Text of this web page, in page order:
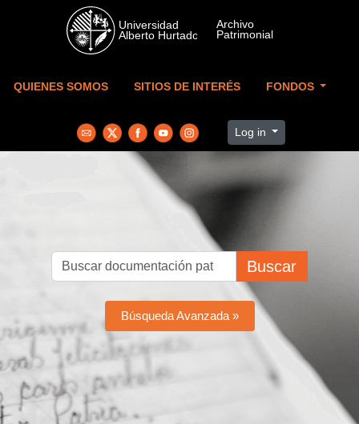
Skip to main content
QUIENES SOMOS SITIOS DE INTERÉS FONDOS
Log in
Buscar
Búsqueda Avanzada »